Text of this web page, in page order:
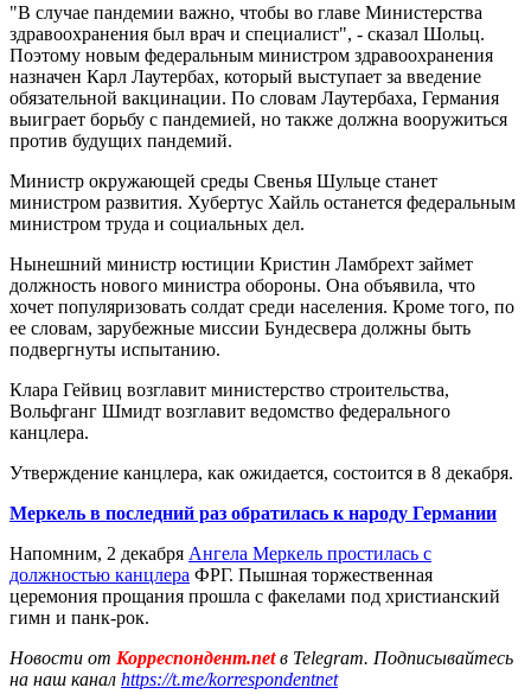
"В случае пандемии важно, чтобы во главе Министерства
здравоохранения был врач и специалист", - сказал Шольц.
Поэтому новым федеральным министром здравоохранения
назначен Карл Лаутербах, который выступает за введение
обязательной вакцинации. По словам Лаутербаха, Германия
выиграет борьбу с пандемией, но также должна вооружиться
против будущих пандемий.
Министр окружающей среды Свенья Шульце станет
министром развития. Хубертус Хайль останется федеральным
министром труда и социальных дел.
Нынешний министр юстиции Кристин Ламбрехт займет
должность нового министра обороны. Она объявила, что
хочет популяризовать солдат среди населения. Кроме того, по
ее словам, зарубежные миссии Бундесвера должны быть
подвергнуты испытанию.
Клара Гейвиц возглавит министерство строительства,
Вольфганг Шмидт возглавит ведомство федерального
канцлера.
Утверждение канцлера, как ожидается, состоится в 8 декабря.
Меркель в последний раз обратилась к народу Германии
Напомним, 2 декабря Ангела Меркель простилась с
должностью канцлера ФРГ. Пышная торжественная
церемония прощания прошла с факелами под христианский
гимн и панк-рок.
Новости от Корреспондент.netв Telegram. Подписывайтесь
на наш канал https://t.me/korrespondentnet